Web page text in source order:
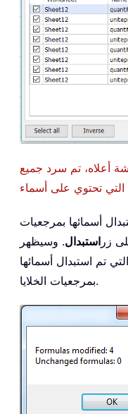
أعلاه، تم سرد جميع
أسمائها بمرجعيات
زر استبدال. وسيظهر
تم استبدال أسمائها
بمرجعيات الخلايا.